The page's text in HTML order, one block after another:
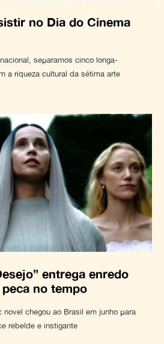
no Dia do Cinema
separamos cinco longa-
a riqueza cultural da sétima arte
entrega enredo
no tempo
novel chegou ao Brasil em junho para
rebelde e instigante